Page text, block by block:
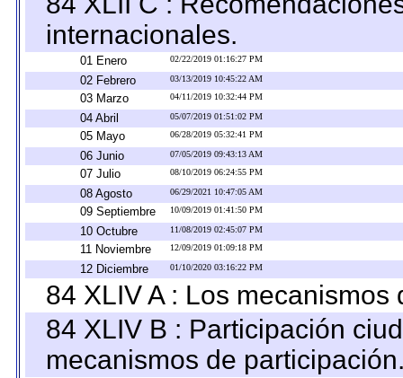
internacionales.
01 Enero 02/22/2019 01:16:27 PM
02 Febrero 03/13/2019 10:45:22 AM
03 Marzo 04/11/2019 10:32:44 PM
04 Abril 05/07/2019 01:51:02 PM
05 Mayo 06/28/2019 05:32:41 PM
06 Junio 07/05/2019 09:43:13 AM
07 Julio 08/10/2019 06:24:55 PM
08 Agosto 06/29/2021 10:47:05 AM
09 Septiembre 10/09/2019 01:41:50 PM
10 Octubre 11/08/2019 02:45:07 PM
11 Noviembre 12/09/2019 01:09:18 PM
12 Diciembre 01/10/2020 03:16:22 PM
84 XLIV A : Los
84 XLIV B : Participación
mecanismos de